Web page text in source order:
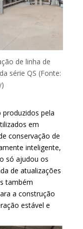
de linha de
série QS (Fonte:
pela
em
conservação de
inteligente,
só ajudou os
de atualizações
também
a construção
estável e